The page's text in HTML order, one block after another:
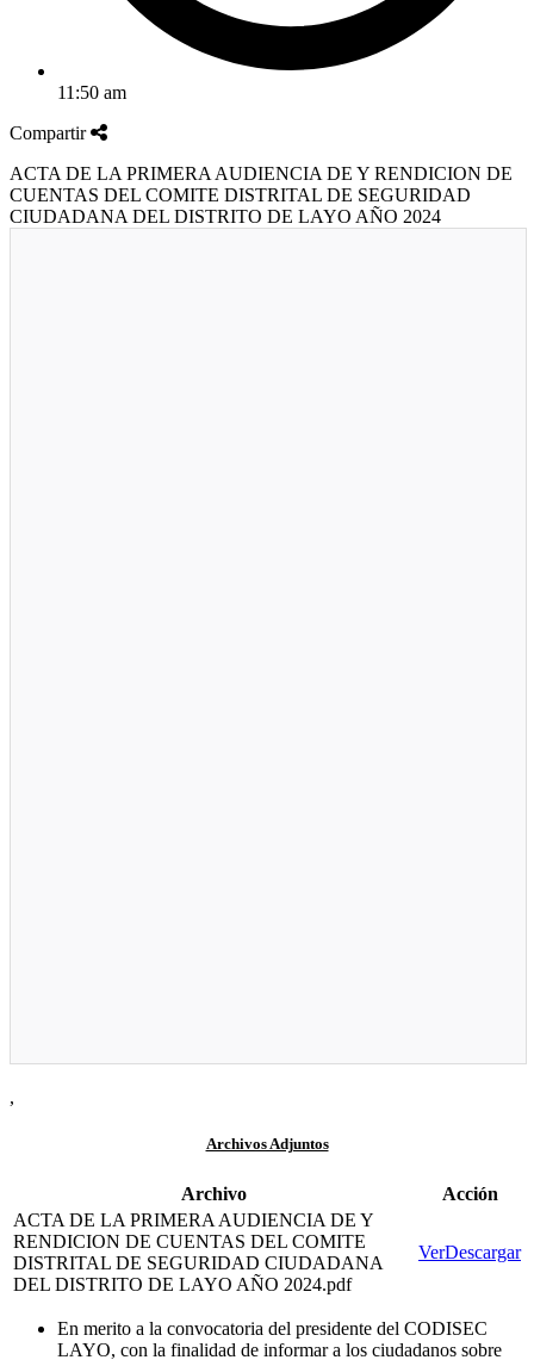
11:50 am
Compartir
ACTA DE LA PRIMERA AUDIENCIA DE Y RENDICION DE
CUENTAS DEL COMITE DISTRITAL DE SEGURIDAD
CIUDADANA DEL DISTRITO DE LAYO AÑO 2024
,
Archivos Adjuntos
Archivo
Acción
ACTA DE LA PRIMERA AUDIENCIA DE Y
RENDICION DE CUENTAS DEL COMITE
DISTRITAL DE SEGURIDAD CIUDADANA
DEL DISTRITO DE LAYO AÑO 2024.pdf
VerDescargar
En merito a la convocatoria del presidente del CODISEC
LAYO, con la finalidad de informar a los ciudadanos sobre